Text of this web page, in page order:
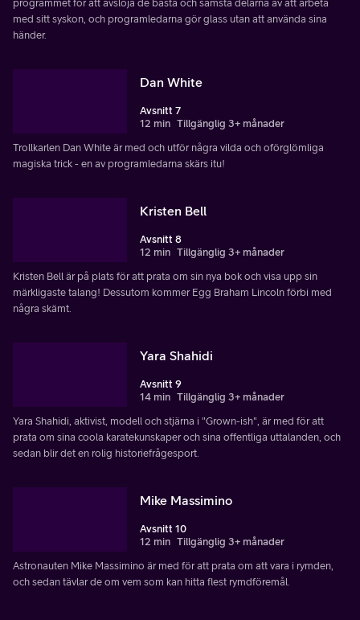
programmet för att avslöja de bästa och sämsta delarna av att arbeta
med sitt syskon, och programledarna gör glass utan att använda sina
händer.
Dan White
Avsnitt 7
12 min Tillgänglig 3+ månader
Trollkarlen Dan White är med och utför några vilda och oförglömliga
magiska trick - en av programledarna skärs itu!
Kristen Bell
Avsnitt 8
12 min Tillgänglig 3+ månader
Kristen Bell är på plats för att prata om sin nya bok och visa upp sin
märkligaste talang! Dessutom kommer Egg Braham Lincoln förbi med
några skämt.
Yara Shahidi
Avsnitt 9
14 min Tillgänglig 3+ månader
Yara Shahidi, aktivist, modell och stjärna i "Grown-ish", är med för att
prata om sina coola karatekunskaper och sina offentliga uttalanden, och
sedan blir det en rolig historiefrågesport.
Mike Massimino
Avsnitt 10
12 min Tillgänglig 3+ månader
Astronauten Mike Massimino är med för att prata om att vara i rymden,
och sedan tävlar de om vem som kan hitta flest rymdföremål.